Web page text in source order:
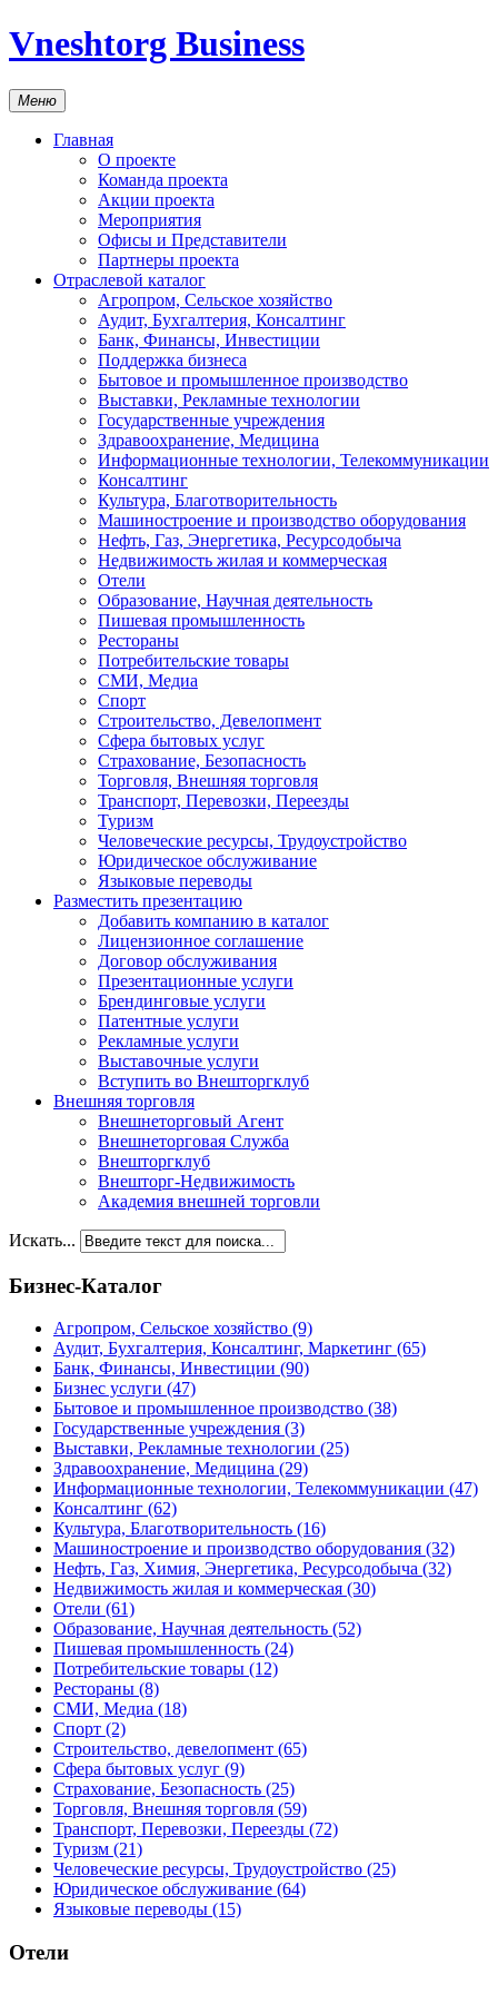
Vneshtorg Business
Меню
Главная
О проекте
Команда проекта
Акции проекта
Мероприятия
Офисы и Представители
Партнеры проекта
Отраслевой каталог
Агропром, Сельское хозяйство
Аудит, Бухгалтерия, Консалтинг
Банк, Финансы, Инвестиции
Поддержка бизнеса
Бытовое и промышленное производство
Выставки, Рекламные технологии
Государственные учреждения
Здравоохранение, Медицина
Информационные технологии, Телекоммуникации
Консалтинг
Культура, Благотворительность
Машиностроение и производство оборудования
Нефть, Газ, Энергетика, Ресурсодобыча
Недвижимость жилая и коммерческая
Отели
Образование, Научная деятельность
Пишевая промышленность
Рестораны
Потребительские товары
СМИ, Медиа
Спорт
Строительство, Девелопмент
Сфера бытовых услуг
Страхование, Безопасность
Торговля, Внешняя торговля
Транспорт, Перевозки, Переезды
Туризм
Человеческие ресурсы, Трудоустройство
Юридическое обслуживание
Языковые переводы
Разместить презентацию
Добавить компанию в каталог
Лицензионное соглашение
Договор обслуживания
Презентационные услуги
Брендинговые услуги
Патентные услуги
Рекламные услуги
Выставочные услуги
Вступить во Внешторгклуб
Внешняя торговля
Внешнеторговый Агент
Внешнеторговая Служба
Внешторгклуб
Внешторг-Недвижимость
Академия внешней торговли
Искать...
Бизнес-Каталог
Агропром, Сельское хозяйство (9)
Аудит, Бухгалтерия, Консалтинг, Маркетинг (65)
Банк, Финансы, Инвестиции (90)
Бизнес услуги (47)
Бытовое и промышленное производство (38)
Государственные учреждения (3)
Выставки, Рекламные технологии (25)
Здравоохранение, Медицина (29)
Информационные технологии, Телекоммуникации (47)
Консалтинг (62)
Культура, Благотворительность (16)
Машиностроение и производство оборудования (32)
Нефть, Газ, Химия, Энергетика, Ресурсодобыча (32)
Недвижимость жилая и коммерческая (30)
Отели (61)
Образование, Научная деятельность (52)
Пишевая промышленность (24)
Потребительские товары (12)
Рестораны (8)
СМИ, Медиа (18)
Спорт (2)
Строительство, девелопмент (65)
Сфера бытовых услуг (9)
Страхование, Безопасность (25)
Торговля, Внешняя торговля (59)
Транспорт, Перевозки, Переезды (72)
Туризм (21)
Человеческие ресурсы, Трудоустройство (25)
Юридическое обслуживание (64)
Языковые переводы (15)
Отели